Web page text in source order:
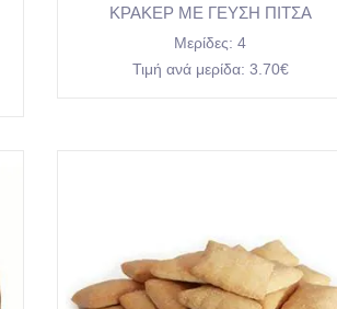
ΚΡΑΚΕΡ ΜΕ ΓΕΥΣΗ ΠΙΤΣΑ
Μερίδες: 4
Τιμή ανά μερίδα: 3.70€